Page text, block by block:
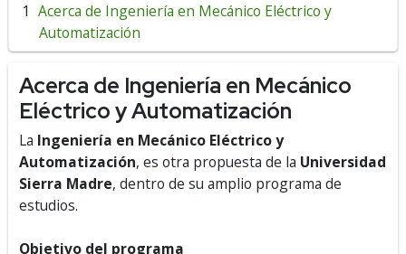
Acerca de Ingeniería en Mecánico Eléctrico y
Automatización
Acerca de Ingeniería en Mecánico
Eléctrico y Automatización
La Ingeniería en Mecánico Eléctrico y
Automatización, es otra propuesta de la Universidad
Sierra Madre, dentro de su amplio programa de
estudios.
Objetivo del programa